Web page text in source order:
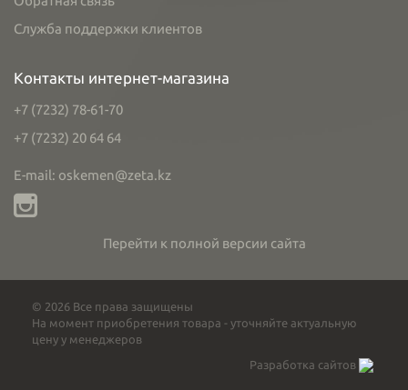
Служба поддержки клиентов
Контакты интернет-магазина
+7 (7232) 78-61-70
+7 (7232) 20 64 64
E-mail: oskemen@zeta.kz
Перейти к полной версии сайта
© 2026 Все права защищены
На момент приобретения товара - уточняйте актуальную
цену у менеджеров
Разработка сайтов